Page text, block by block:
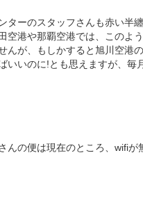
ターのスタッフさんも赤い
空港や那覇空港では、このよ
んが、もしかすると旭川空港
いいのに!とも思えますが、
んの便は現在のところ、wifi